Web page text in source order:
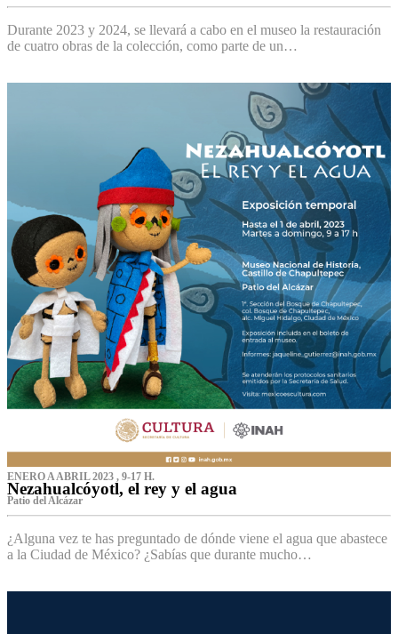
Durante 2023 y 2024, se llevará a cabo en el museo la restauración
de cuatro obras de la colección, como parte de un…
ENERO A ABRIL 2023 , 9-17 H.
Nezahualcóyotl, el rey y el agua
Patio del Alcázar
¿Alguna vez te has preguntado de dónde viene el agua que abastece
a la Ciudad de México? ¿Sabías que durante mucho…